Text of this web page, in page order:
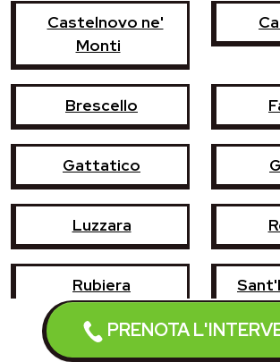
PRENOTA
Castelnovo ne'
Monti
Brescello
Gattatico
Luzzara
Rubiera